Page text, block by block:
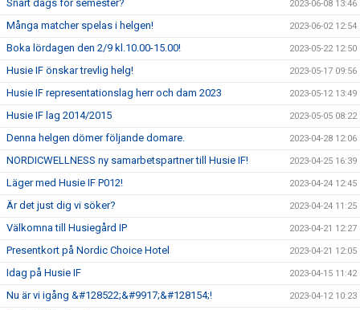
Snart dags för semester? 2023-06-08 13:46
Många matcher spelas i helgen! 2023-06-02 12:54
Boka lördagen den 2/9 kl.10.00-15.00! 2023-05-22 12:50
Husie IF önskar trevlig helg! 2023-05-17 09:56
Husie IF representationslag herr och dam 2023 2023-05-12 13:49
Husie IF lag 2014/2015 2023-05-05 08:22
Denna helgen dömer följande domare. 2023-04-28 12:06
NORDICWELLNESS ny samarbetspartner till Husie IF! 2023-04-25 16:39
Läger med Husie IF P012! 2023-04-24 12:45
Är det just dig vi söker? 2023-04-24 11:25
Välkomna till Husiegård IP 2023-04-21 12:27
Presentkort på Nordic Choice Hotel 2023-04-21 12:05
Idag på Husie IF 2023-04-15 11:42
Nu är vi igång &#128522;&#9917;&#128154;! 2023-04-12 10:23